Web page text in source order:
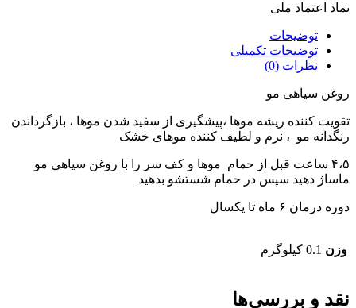
نماد اعتماد ملی
توضیحات
توضیحات تکمیلی
نظرات (0)
روغن سیاهی مو
تقویت کننده ریشه موها ،پیشگیری از سفید شدن موها ، بازگرداندن
رنگدانه مو ، نرم و لطیف کننده موهای خشک
۴،۵ ساعت قبل از حمام موها و کف سر را با روغن سیاهی مو
ماساژ دهید سپس در حمام شستشو بدهید
دوره درمان ۶ ماه تا یکسال
وزن 0.1 کیلوگرم
نقد و بررسی‌ها